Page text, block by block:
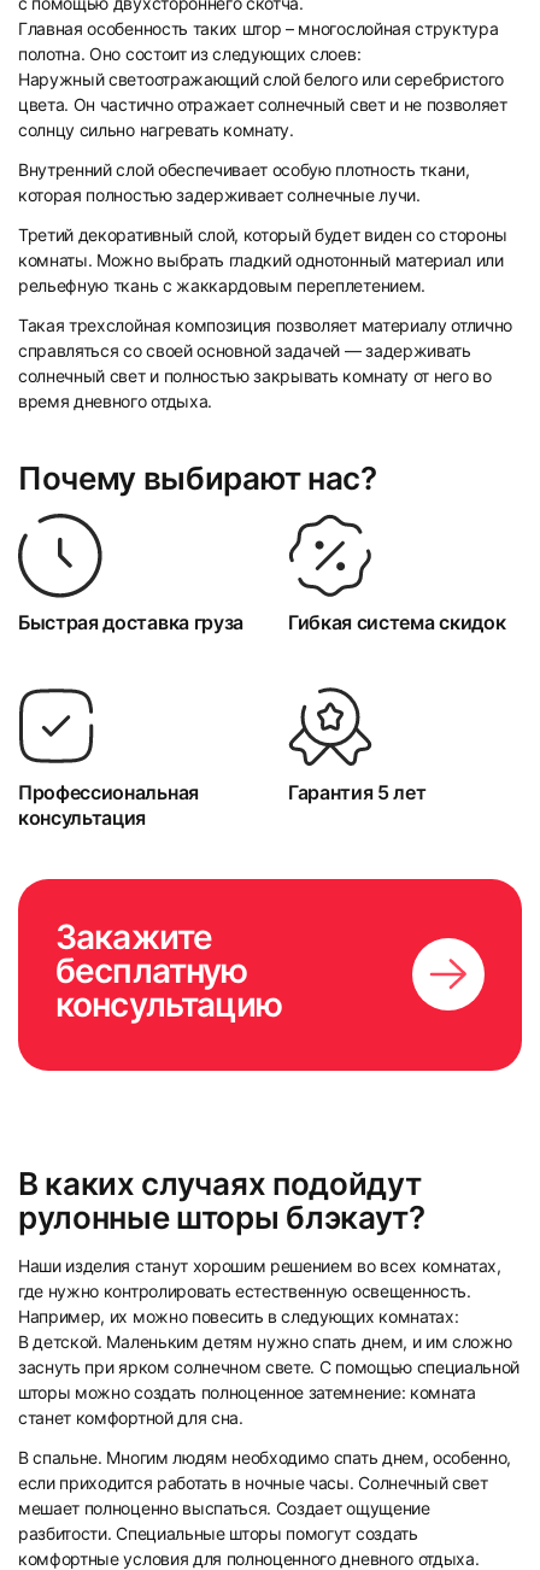
9 10
11 12
14
15 16
21 22
23
Главная особенность таких штор – многослойная структура
полотна. Оно состоит из следующих слоев:
Наружный светоотражающий слой белого или серебристого
цвета. Он частично отражает солнечный свет и не позволяет
солнцу сильно нагревать комнату.
Внутренний слой обеспечивает особую плотность ткани,
которая полностью задерживает солнечные лучи.
Третий декоративный слой, который будет виден со стороны
комнаты. Можно выбрать гладкий однотонный материал или
рельефную ткань с жаккардовым переплетением.
Такая трехслойная композиция позволяет материалу отлично
справляться со своей основной задачей — задерживать
солнечный свет и полностью закрывать комнату от него во
время дневного отдыха.
Почему выбирают нас?
Быстрая доставка груза Гибкая система скидок
Профессиональная
консультация
Гарантия 5 лет
Закажите
бесплатную
консультацию
В каких случаях подойдут
рулонные шторы блэкаут?
Наши изделия станут хорошим решением во всех комнатах,
где нужно контролировать естественную освещенность.
Например, их можно повесить в следующих комнатах:
В детской. Маленьким детям нужно спать днем, и им сложно
заснуть при ярком солнечном свете. С помощью специальной
шторы можно создать полноценное затемнение: комната
станет комфортной для сна.
В спальне. Многим людям необходимо спать днем, особенно,
если приходится работать в ночные часы. Солнечный свет
мешает полноценно выспаться. Создает ощущение
разбитости. Специальные шторы помогут создать
комфортные условия для полноценного дневного отдыха.